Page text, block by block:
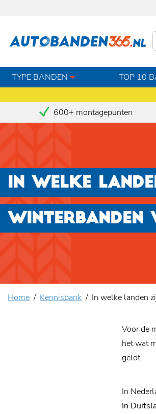
TYPE BANDEN TOP 10
600+ montagepunten
IN WELKE
WINTERBANDEN
Home Kennisbank In welke landen
Voor de
het wat
geldt.
In
In